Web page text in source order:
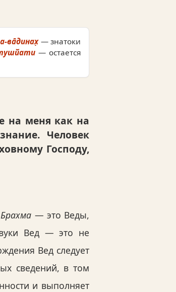
ва̄динах̣— знатоки
— остается
на меня как на
Человек
Господу,
Брахма — это Веды,
Вед — это не
Вед следует
сведений, в том
и выполняет